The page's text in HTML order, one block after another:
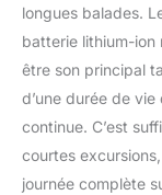
longues balades.
batterie lithium-ion
être son principal
d’une durée de
continue. C’est
courtes
journée complète